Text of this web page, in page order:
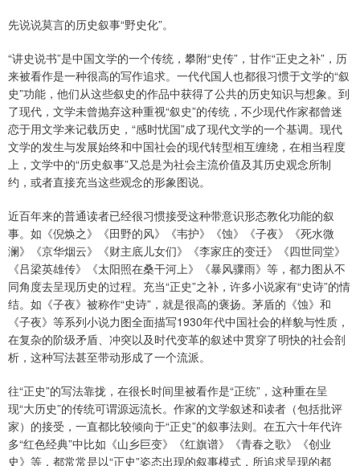
先说说莫言的历史叙事“野史化”。
“讲史说书”是中国文学的一个传统，攀附“史传”，甘作“正史之补”，历
来被看作是一种很高的写作追求。一代代国人也都很习惯于文学的“叙
史”功能，他们从这些叙史的作品中获得了公共的历史知识与想象。到
了现代，文学未曾抛弃这种重视“叙史”的传统，不少现代作家都曾迷
恋于用文学来记载历史，“感时忧国”成了现代文学的一个基调。现代
文学的发生与发展始终和中国社会的现代转型相互缠绕，在相当程度
上，文学中的“历史叙事”又总是为社会主流价值及其历史观念所制
约，或者直接充当这些观念的形象图说。
近百年来的普通读者已经很习惯接受这种带意识形态教化功能的叙
事。如《倪焕之》《田野的风》《韦护》《蚀》《子夜》《死水微
澜》《京华烟云》《财主底儿女们》《李家庄的变迁》《四世同堂》
《吕梁英雄传》《太阳照在桑干河上》《暴风骤雨》等，都力图从不
同角度去呈现历史的过程。充当“正史”之补，许多小说家有“史诗”的情
结。如《子夜》被称作“史诗”，就是很高的褒扬。茅盾的《蚀》和
《子夜》等系列小说力图全面描写1930年代中国社会的样貌与性质，
在复杂的阶级矛盾、冲突以及时代变革的叙述中贯穿了明快的社会剖
析，这种写法甚至带动形成了一个流派。
往“正史”的写法靠拢，在很长时间里被看作是“正统”，这种重在呈
现“大历史”的传统可谓源远流长。作家的文学叙述和读者（包括批评
家）的接受，一直都比较倾向于“正史”的叙事法则。在五六十年代许
多“红色经典”中比如《山乡巨变》《红旗谱》《青春之歌》《创业
史》等，都常常是以“正史”姿态出现的叙事模式，所追求呈现的都